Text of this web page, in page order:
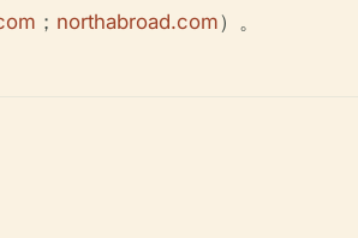
； northabroad.com）。